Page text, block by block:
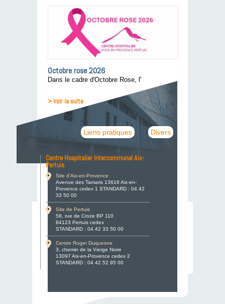
Octobre rose 2026
Dans le cadre d'Octobre Rose, l' Association
des Praticiens Hospitaliers en Gynécologie
> Voir la suite
Liens pratiques Divers
Centre Hospitalier Intercommunal Aix-
Pertuis
Site d'Aix-en-Provence
Avenue des Tamaris 13616 Aix-en-
Provence cedex 1 STANDARD : 04 42
33 50 00
Site de Pertuis
58, rue de Croze BP 110
84123 Pertuis cedex
STANDARD : 04 42 33 50 00
Centre Roger Duquesne
3, chemin de la Vierge Noire
13097 Aix-en-Provence cedex 2
STANDARD : 04 42 52 95 00